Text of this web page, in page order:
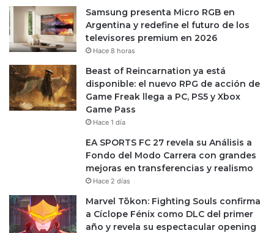
Samsung presenta Micro RGB en
Argentina y redefine el futuro de los
televisores premium en 2026
Hace 8 horas
Beast of Reincarnation ya está
disponible: el nuevo RPG de acción de
Game Freak llega a PC, PS5 y Xbox
Game Pass
Hace 1 día
EA SPORTS FC 27 revela su Análisis a
Fondo del Modo Carrera con grandes
mejoras en transferencias y realismo
Hace 2 días
Marvel Tōkon: Fighting Souls confirma
a Cíclope Fénix como DLC del primer
año y revela su espectacular opening